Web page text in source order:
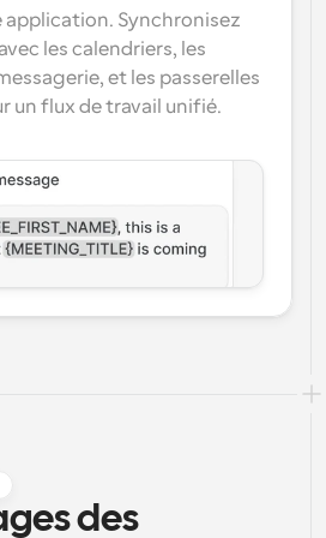
Synchronisez
les calendriers, les
et les passerelles
un flux de travail unifié.
des